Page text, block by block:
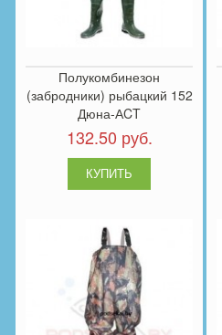
Полукомбинезон
(забродники) рыбацкий 152
Дюна-АCT
132.50 руб.